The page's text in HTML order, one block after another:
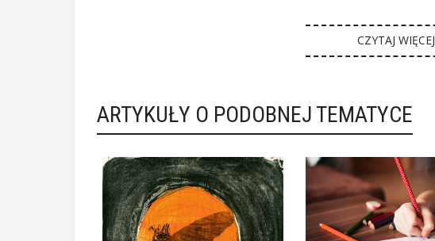
CZYTAJ WIĘCEJ
ARTYKUŁY O PODOBNEJ TEMATYCE